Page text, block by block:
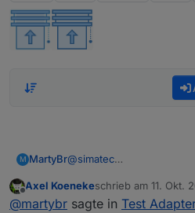
M MartyBr@simatec
gedacht. Das macht ja
zur Steuerung der Rollos
Ansonsten bleibe ich bei
die Bereiche benötige.
Offline
Axel Koenekeschrieb am 11. Okt.
zuletzt editiert von
@martybr sagte in Test